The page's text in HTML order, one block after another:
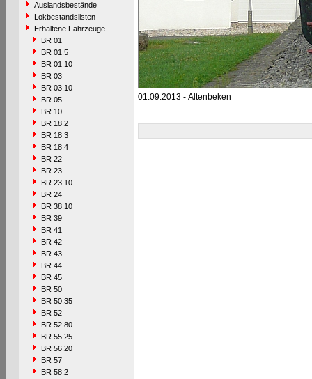
Auslandsbestände
Lokbestandslisten
Erhaltene Fahrzeuge
BR 01
BR 01.5
BR 01.10
BR 03
BR 03.10
BR 05
BR 10
BR 18.2
BR 18.3
BR 18.4
BR 22
BR 23
BR 23.10
BR 24
BR 38.10
BR 39
BR 41
BR 42
BR 43
BR 44
BR 45
BR 50
BR 50.35
BR 52
BR 52.80
BR 55.25
BR 56.20
BR 57
BR 58.2
01.09.2013 - Altenbeken